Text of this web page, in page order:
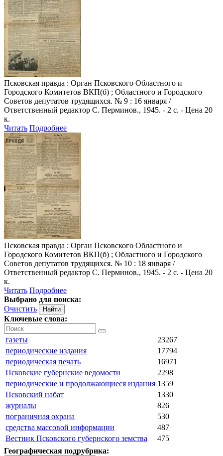
Псковская правда : Орган Псковского Областного и
Городского Комитетов ВКП(б) ; Областного и Городского
Советов депутатов трудящихся. № 9 : 16 января /
Ответственный редактор С. Перминов., 1945. - 2 с. - Цена 20
к.
Читать Подробнее
Псковская правда : Орган Псковского Областного и
Городского Комитетов ВКП(б) ; Областного и Городского
Советов депутатов трудящихся. № 10 : 18 января /
Ответственный редактор С. Перминов., 1945. - 2 с. - Цена 20
к.
Читать Подробнее
Выбрано для поиска:
Очистить
Ключевые слова:
газеты
23267
периодические издания
17794
периодическая печать
16971
Псковские губернские ведомости
2298
периодические и продолжающиеся издания 1359
Псковский набат
1330
журналы
826
пограничная охрана
530
средства массовой информации
487
Вестник Псковского губернского земства
475
Географическая подрубрика: